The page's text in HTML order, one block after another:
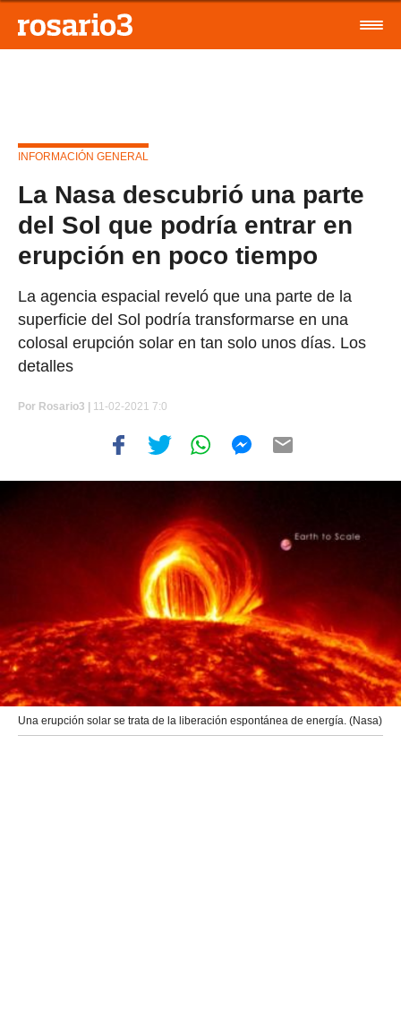
INFORMACIÓN GENERAL
La Nasa descubrió una parte
del Sol que podría entrar en
erupción en poco tiempo
La agencia espacial reveló que una parte de la
superficie del Sol podría transformarse en una
colosal erupción solar en tan solo unos días. Los
detalles
Por Rosario3 | 11-02-2021 7:0
Una erupción solar se trata de la liberación espontánea de energía. (Nasa)